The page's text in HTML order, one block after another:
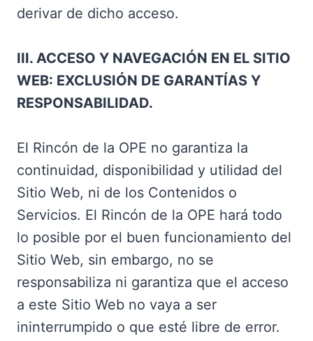
derivar de dicho acceso.
III. ACCESO Y NAVEGACIÓN EN EL SITIO
WEB: EXCLUSIÓN DE GARANTÍAS Y
RESPONSABILIDAD.
El Rincón de la OPE no garantiza la
continuidad, disponibilidad y utilidad del
Sitio Web, ni de los Contenidos o
Servicios. El Rincón de la OPE hará todo
lo posible por el buen funcionamiento del
Sitio Web, sin embargo, no se
responsabiliza ni garantiza que el acceso
a este Sitio Web no vaya a ser
ininterrumpido o que esté libre de error.